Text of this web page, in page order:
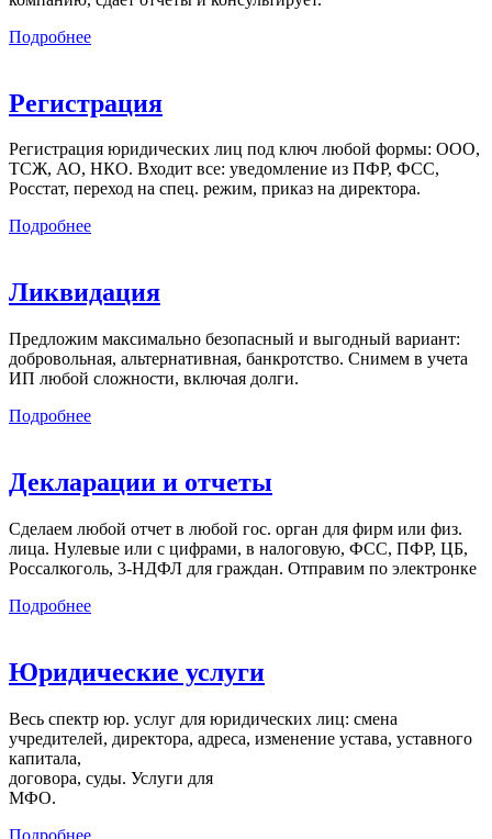
Подробнее
Регистрация
Регистрация юридических лиц под ключ любой формы: ООО,
ТСЖ, АО, НКО. Входит все: уведомление из ПФР, ФСС,
Росстат, переход на спец. режим, приказ на директора.
Подробнее
Ликвидация
Предложим максимально безопасный и выгодный вариант:
добровольная, альтернативная, банкротство. Снимем в учета
ИП любой сложности, включая долги.
Подробнее
Декларации и отчеты
Сделаем любой отчет в любой гос. орган для фирм или физ.
лица. Нулевые или с цифрами, в налоговую, ФСС, ПФР, ЦБ,
Россалкоголь, 3-НДФЛ для граждан. Отправим по электронке
Подробнее
Юридические услуги
Весь спектр юр. услуг для юридических лиц: смена
учредителей, директора, адреса, изменение устава, уставного
капитала,
договора, суды. Услуги для
МФО.
Подробнее